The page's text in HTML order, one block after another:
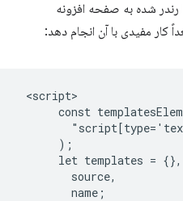
شدن به الگو ارسال می‌شود. HTML رندر شده به صفحه افزونه
کار مفیدی با آن انجام دهد:
<script>
const
      );
      let templates = {},
        source,
        name;